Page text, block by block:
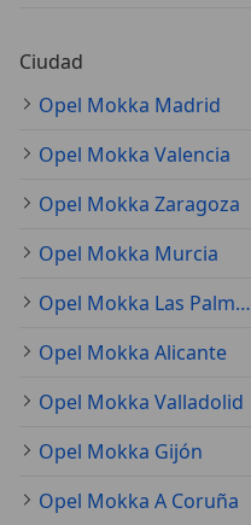
Ciudad
Opel Mokka Madrid
Opel Mokka Valencia
Opel Mokka Zaragoza
Opel Mokka Murcia
Opel Mokka Las Palmas de Gran Canaria
Opel Mokka Alicante
Opel Mokka Valladolid
Opel Mokka Gijón
Opel Mokka A Coruña